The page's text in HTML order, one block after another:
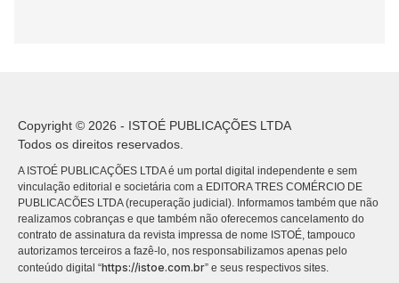
Copyright © 2026 - ISTOÉ PUBLICAÇÕES LTDA
Todos os direitos reservados.
A ISTOÉ PUBLICAÇÕES LTDA é um portal digital independente e sem
vinculação editorial e societária com a EDITORA TRES COMÉRCIO DE
PUBLICACÕES LTDA (recuperação judicial). Informamos também que não
realizamos cobranças e que também não oferecemos cancelamento do
contrato de assinatura da revista impressa de nome ISTOÉ, tampouco
autorizamos terceiros a fazê-lo, nos responsabilizamos apenas pelo
conteúdo digital “https://istoe.com.br” e seus respectivos sites.